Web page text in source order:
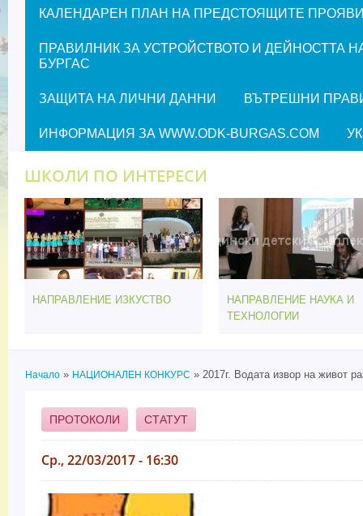
КАЛЕНДАРЕН ПЛАН НА ПРЕДСТОЯЩИТЕ ПРОЯВИ
ПРАВИЛНИК ЗА УСТРОЙСТВОТО И ДЕЙНОСТТА
БУРГАС
ЗАЩИТА НА ЛИЧНИ ДАННИ ВЪТРЕШНИ
ИНФОРМАЦИЯ ЗА WWW.ODK-BURGAS.COM
ШКОЛИ ПО ИНТЕРЕСИ
НАПРАВЛЕНИЕ ИЗКУСТВО
НАПРАВЛЕНИЕ НАУКА И
ТЕХНОЛОГИИ
Начало » НАЦИОНАЛЕН КОНКУРС » 2017г. Водата извор на живот
ПРОТОКОЛИ СТАТУТ
Ср., 22/03/2017 - 16:30